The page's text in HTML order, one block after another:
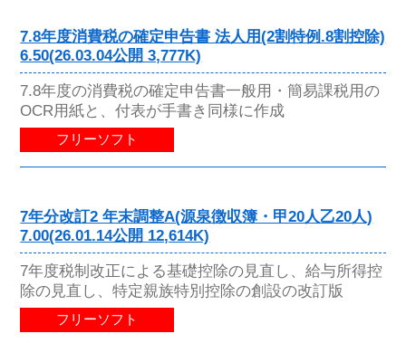
7.8年度消費税の確定申告書 法人用(2割特例.8割控除)
6.50(26.03.04公開 3,777K)
7.8年度の消費税の確定申告書一般用・簡易課税用の
OCR用紙と、付表が手書き同様に作成
フリーソフト
7年分改訂2 年末調整A(源泉徴収簿・甲20人乙20人)
7.00(26.01.14公開 12,614K)
7年度税制改正による基礎控除の見直し、給与所得控
除の見直し、特定親族特別控除の創設の改訂版
フリーソフト